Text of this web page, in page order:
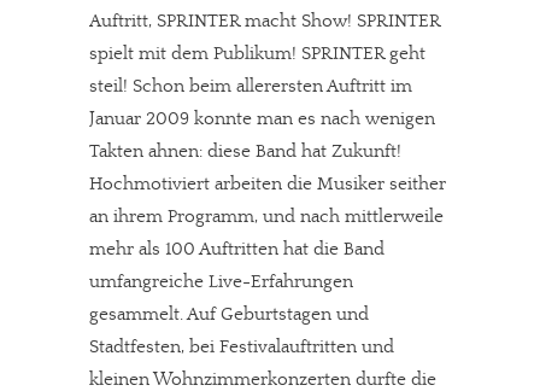
Auftritt, SPRINTER macht Show! SPRINTER
spielt mit dem Publikum! SPRINTER geht
steil! Schon beim allerersten Auftritt im
Januar 2009 konnte man es nach wenigen
Takten ahnen: diese Band hat Zukunft!
Hochmotiviert arbeiten die Musiker seither
an ihrem Programm, und nach mittlerweile
mehr als 100 Auftritten hat die Band
umfangreiche Live-Erfahrungen
gesammelt. Auf Geburtstagen und
Stadtfesten, bei Festivalauftritten und
kleinen Wohnzimmerkonzerten durfte die